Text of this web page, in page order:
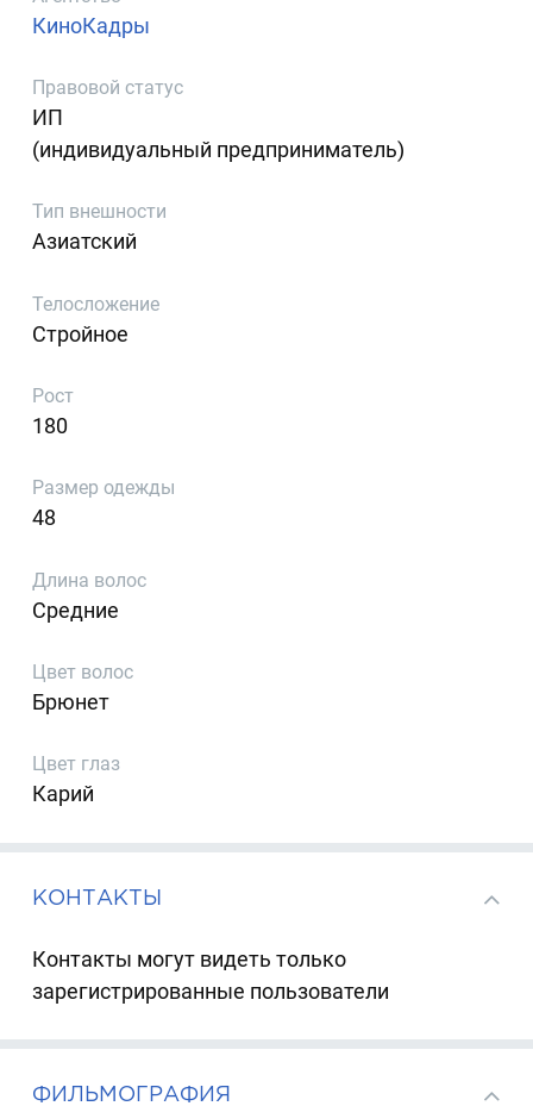
КиноКадры
Правовой статус
ИП
(индивидуальный предприниматель)
Тип внешности
Азиатский
Телосложение
Стройное
Рост
180
Размер одежды
48
Длина волос
Средние
Цвет волос
Брюнет
Цвет глаз
Карий
КОНТАКТЫ
Контакты могут видеть только
зарегистрированные пользователи
ФИЛЬМОГРАФИЯ